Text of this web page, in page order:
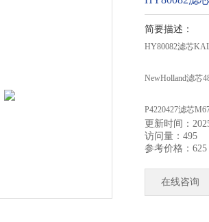
简要描述：
HY80082滤芯
NewHolland滤芯
P4220427滤芯
P766811滤芯
更新时间：
访问量：495
参考价格：625
在线咨询